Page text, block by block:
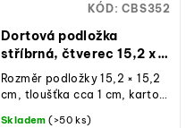
Dortová podložka
stříbrná, čtverec 15,2 x
15,2 cm, výška 10 mm
Skladem (>50 ks)
Rozměr podložky 15,2 × 15,2
cm, tloušťka cca 1 cm, karton
KÓD:CBS352